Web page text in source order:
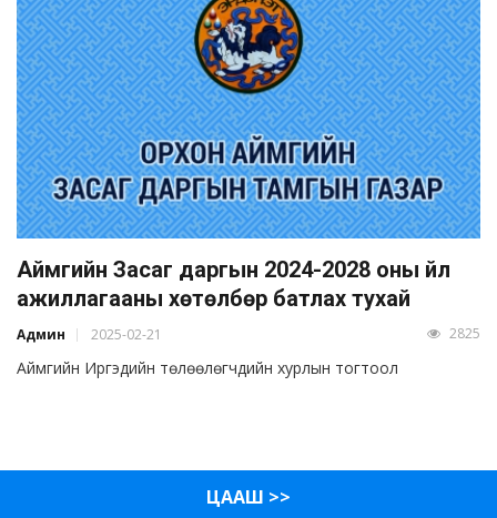
Аймгийн Засаг даргын 2024-2028 оны үйл
ажиллагааны хөтөлбөр батлах тухай
Админ 2025-02-21 2825
Аймгийн Иргэдийн төлөөлөгчдийн хурлын тогтоол
ЦААШ >>